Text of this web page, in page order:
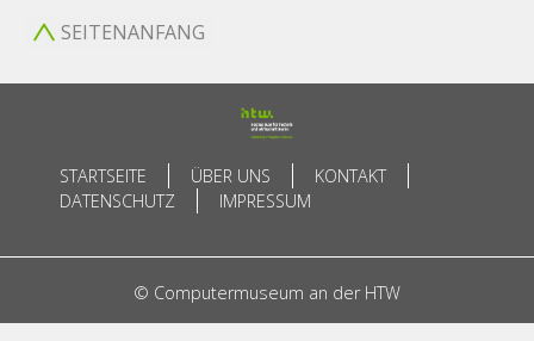
SEITENANFANG
STARTSEITE ÜBER UNS
KONTAKT
DATENSCHUTZ
IMPRESSUM
© Computermuseum an der HTW